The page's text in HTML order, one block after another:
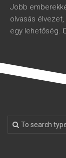
Jobb
olvasás
egy lehetőség.